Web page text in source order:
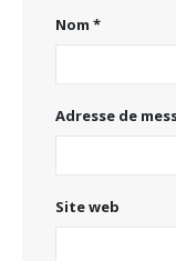
Nom *
Adresse de
Site web